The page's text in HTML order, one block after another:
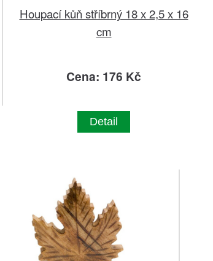
Houpací kůň stříbrný 18 x 2,5 x 16
cm
Cena: 176 Kč
Detail